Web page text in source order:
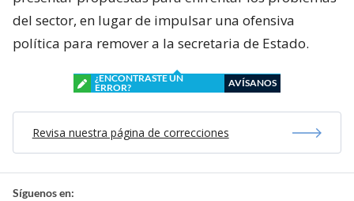
del sector, en lugar de impulsar una ofensiva
política para remover a la secretaria de Estado.
¿ENCONTRASTE UN
ERROR?
AVÍSANOS
Revisa nuestra página de correcciones
Síguenos en: